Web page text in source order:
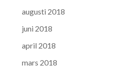
augusti 2018
juni 2018
april 2018
mars 2018